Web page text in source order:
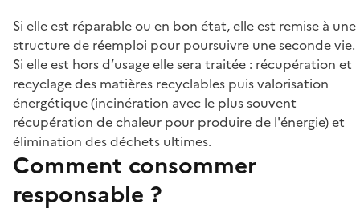
Si elle est réparable ou en bon état, elle est remise à une
structure de réemploi pour poursuivre une seconde vie.
Si elle est hors d’usage elle sera traitée : récupération et
recyclage des matières recyclables puis valorisation
énergétique (incinération avec le plus souvent
récupération de chaleur pour produire de l'énergie) et
élimination des déchets ultimes.
Comment consommer
responsable ?